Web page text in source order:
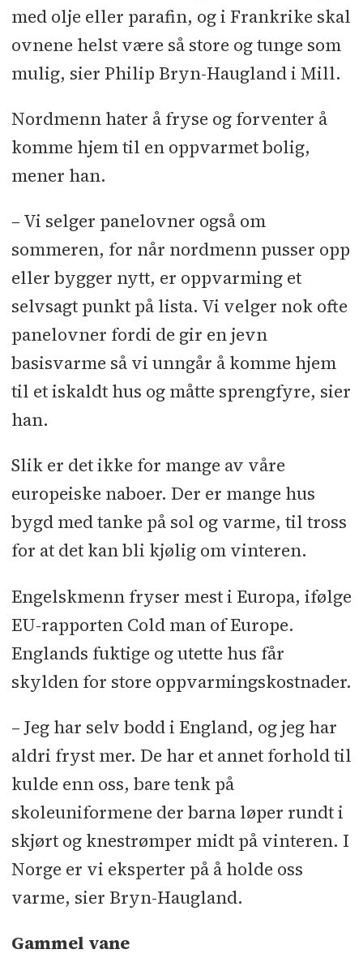
med olje eller parafin, og i Frankrike skal
ovnene helst være så store og tunge som
mulig, sier Philip Bryn-Haugland i Mill.
Nordmenn hater å fryse og forventer å
komme hjem til en oppvarmet bolig,
mener han.
– Vi selger panelovner også om
sommeren, for når nordmenn pusser opp
eller bygger nytt, er oppvarming et
selvsagt punkt på lista. Vi velger nok ofte
panelovner fordi de gir en jevn
basisvarme så vi unngår å komme hjem
til et iskaldt hus og måtte sprengfyre, sier
han.
Slik er det ikke for mange av våre
europeiske naboer. Der er mange hus
bygd med tanke på sol og varme, til tross
for at det kan bli kjølig om vinteren.
Engelskmenn fryser mest i Europa, ifølge
EU-rapporten Cold man of Europe.
Englands fuktige og utette hus får
skylden for store oppvarmingskostnader.
– Jeg har selv bodd i England, og jeg har
aldri fryst mer. De har et annet forhold til
kulde enn oss, bare tenk på
skoleuniformene der barna løper rundt i
skjørt og knestrømper midt på vinteren. I
Norge er vi eksperter på å holde oss
varme, sier Bryn-Haugland.
Gammel vane